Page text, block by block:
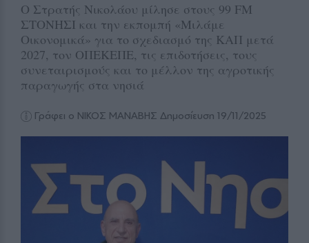
Ο Στρατής Νικολάου μίλησε στους 99 FM
ΣΤΟΝΗΣΙ και την εκπομπή «Μιλάμε
Οικονομικά» για το σχεδιασμό της ΚΑΠ μετά
2027, τον ΟΠΕΚΕΠΕ, τις επιδοτήσεις, τους
συνεταιρισμούς και το μέλλον της αγροτικής
παραγωγής στα νησιά
Γράφει ο ΝΙΚΟΣ ΜΑΝΑΒΗΣ Δημοσίευση 19/11/2025